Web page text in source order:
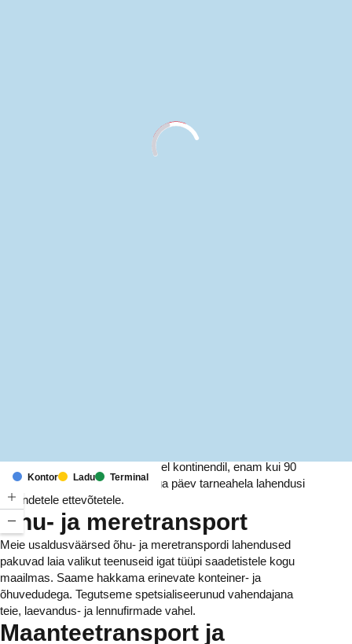
Kontor Ladu Terminal
Meil on kontorid ja rajatised kuuel kontinendil, enam kui 90
riigis. Me pakume ja haldame iga päev tarneahela lahendusi
tuhandetele ettevõtetele.
Õhu- ja meretransport
Meie usaldusväärsed õhu- ja meretranspordi lahendused
pakuvad laia valikut teenuseid igat tüüpi saadetistele kogu
maailmas. Saame hakkama erinevate konteiner- ja
õhuvedudega. Tegutseme spetsialiseerunud vahendajana
teie, laevandus- ja lennufirmade vahel.
Maanteetransport ja